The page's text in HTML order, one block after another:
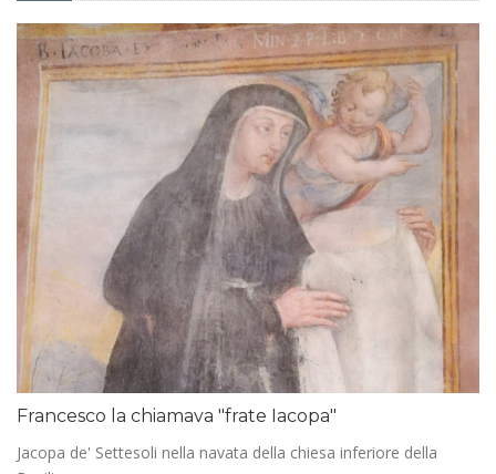
Francesco la chiamava "frate Iacopa"
Jacopa de' Settesoli nella navata della chiesa inferiore della